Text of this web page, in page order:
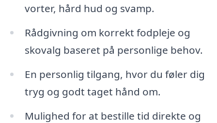
vorter, hård hud og svamp.
Rådgivning om korrekt fodpleje og
skovalg baseret på personlige behov.
En personlig tilgang, hvor du føler dig
tryg og godt taget hånd om.
Mulighed for at bestille tid direkte og